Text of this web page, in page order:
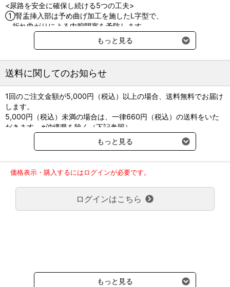
<尿路を安全に確保し続ける5つの工夫>
①腎盂挿入部は予め曲げ加工を施したL字型で、
折れ曲がりによる内腔閉塞を予防します。
②ループ形状が胎動を吸収し、腎盂、膀胱の縫合部など
局所への負荷を軽減、チューブ脱落を予防します。
で、つまりを予防します。
④接合部がない構造で、尿が滞留する部分がありません。
⑤体外からのアクセスが無いため感染のリスクが少ない仕様
です。
■8.5Fr製品仕様
・犬用先端長 40mm
・外径 2.8mm
・先端側孔 3穴
（固定には医療用瞬間接着剤をご使用ください。）
・内径 2.1mm
もっと見る
送料に関してのお知らせ
1回のご注文金額が5,000円（税込）以上の場合、送料無料でお届け
します。
5,000円（税込）未満の場合は、一律660円（税込）の送料をいた
だきます。※沖縄県を除く（下記参照）
※2017年11月14日（火）より沖縄県へのお届けにつきましては、1
回のご注文金額（税込）が、30,000円以上で配送無料となります。
ご了承のほどよろしくお願い致します。
弊社都合でお届けが２回以上に分かれる場合の送料負担は、１回分
のみで新たな送料は発生しません。
大型商品送料が必要な商品をご注文の場合は、大型商品送料のみご
負担頂きます。
受けます。
もっと見る
価格表示・購入するにはログインが必要です。
ログインはこちら
もっと見る